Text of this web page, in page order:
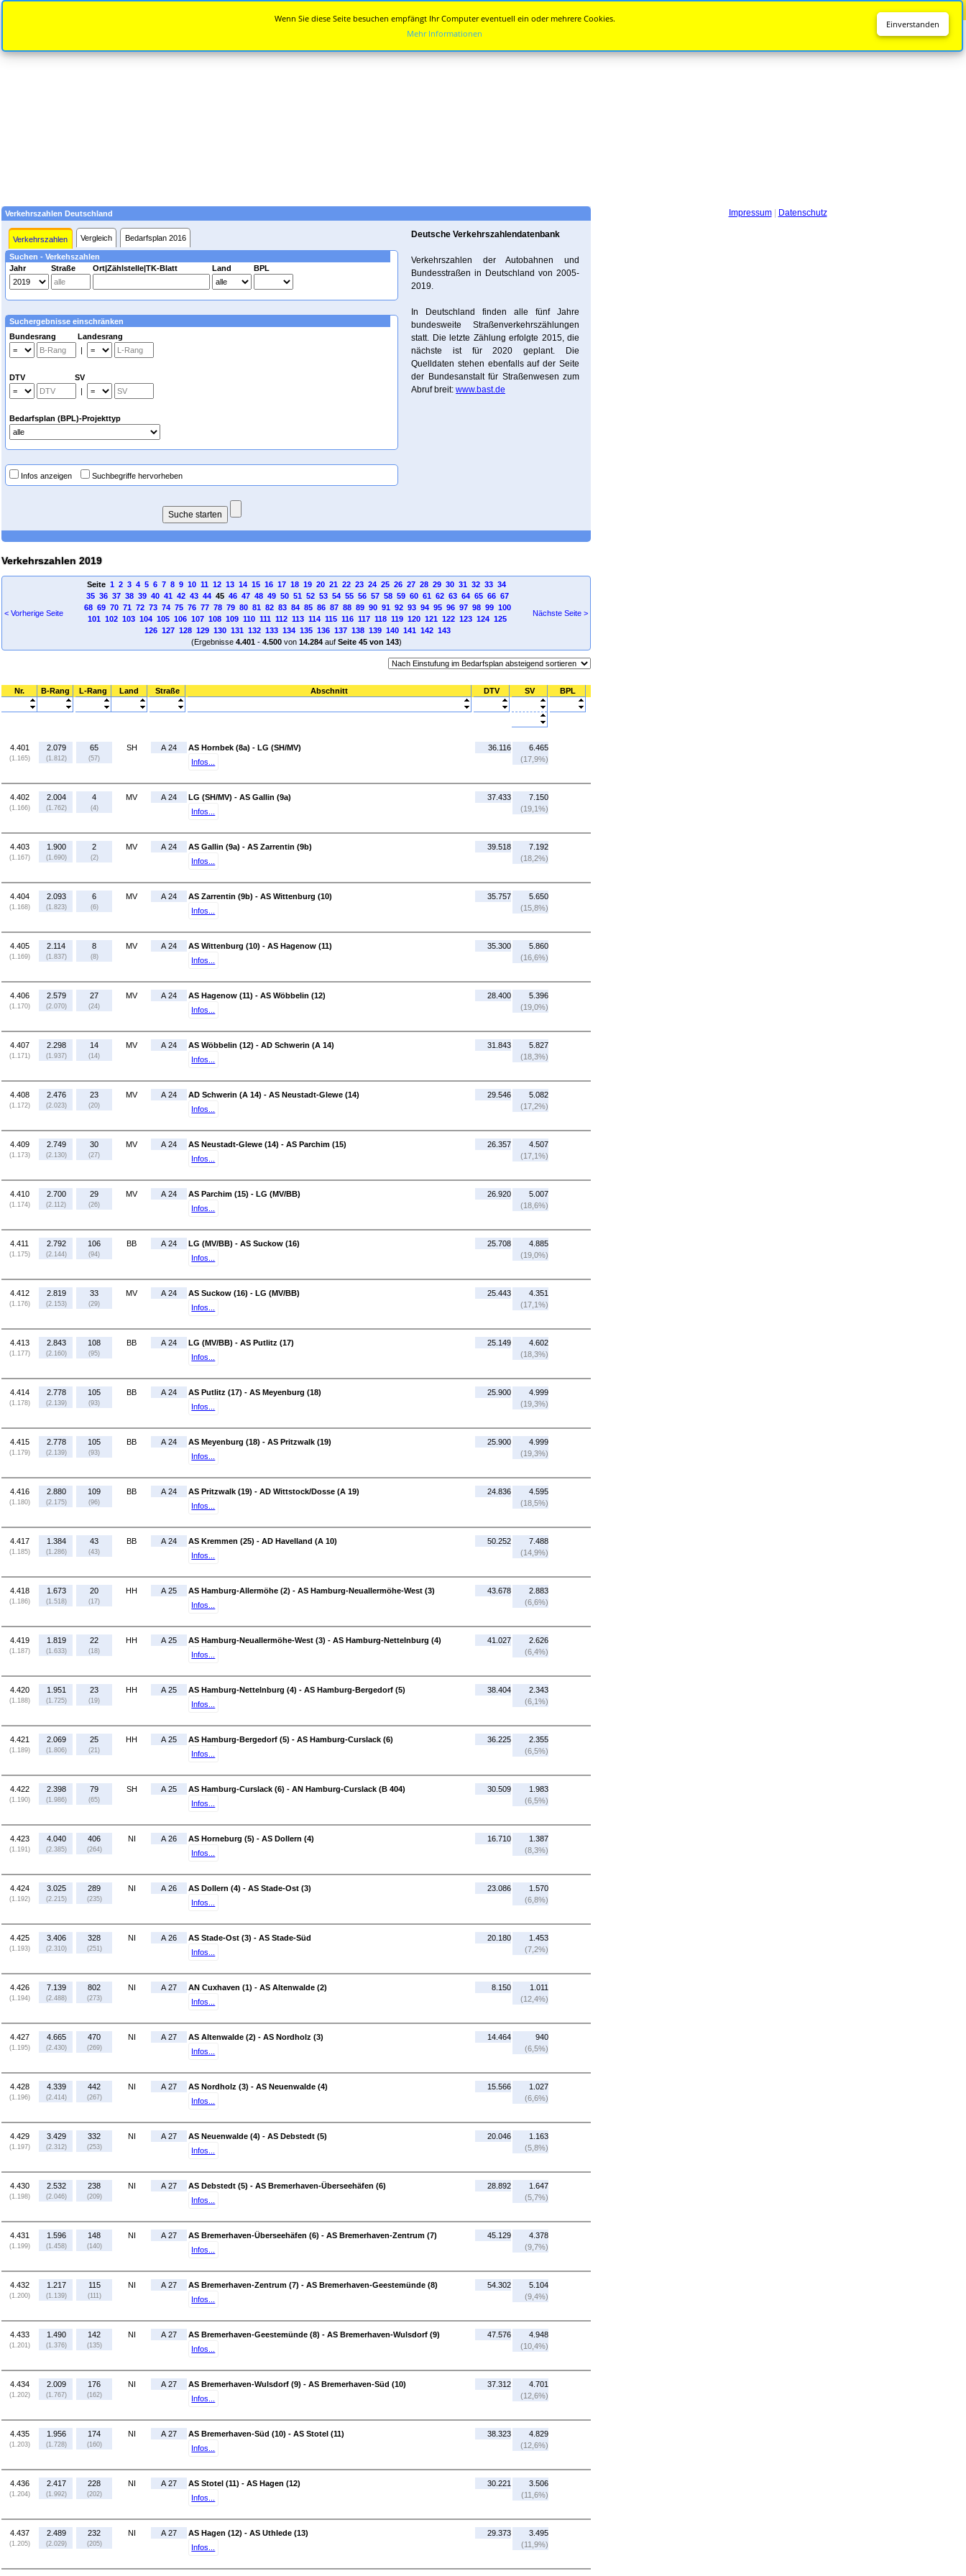
Verkehrszahlen Deutschland
Verkehrszahlen Vergleich Bedarfsplan 2016
Suchen - Verkehszahlen
Jahr
Straße Ort|Zählstelle|TK-Blatt Land BPL
Suchergebnisse einschränken
Bundesrang Landesrang
|
DTV SV
|
Bedarfsplan (BPL)-Projekttyp
Infos anzeigen Suchbegriffe hervorheben
Deutsche Verkehrszahlendatenbank
Verkehrszahlen der Autobahnen und
Bundesstraßen in Deutschland von 2005-
2019.
In Deutschland finden alle fünf Jahre
bundesweite Straßenverkehrszählungen
statt. Die letzte Zählung erfolgte 2015, die
nächste ist für 2020 geplant. Die
Quelldaten stehen ebenfalls auf der Seite
der Bundesanstalt für Straßenwesen zum
Abruf breit: www.bast.de
Verkehrszahlen 2019
< Vorherige Seite
Seite 1 2 3 4 5 6 7 8 9 10 11 12 13 14 15 16 17 18 19 20 21 22 23 24 25 26 27 28 29 30 31 32 33 34
35 36 37 38 39 40 41 42 43 4445 46 47 48 49 50 51 52 53 54 55 56 57 58 59 60 61 62 63 64 65 66 67
68 69 70 71 72 73 74 75 76 77 78 79 80 81 82 83 84 85 86 87 88 89 90 91 92 93 94 95 96 97 98 99 100
101 102 103 104 105 106 107 108 109 110 111 112 113 114 115 116 117 118 119 120 121 122 123 124 125
126 127 128 129 130 131 132 133 134 135 136 137 138 139 140 141 142 143
(Ergebnisse 4.401- 4.500von 14.284auf Seite 45 von 143)
Nächste Seite >
Nr. B-Rang L-Rang Land Straße Abschnitt DTV SV BPL
4.401
(1.165)
2.079
(1.812)
65
(57)
SH A 24
AS Hornbek (8a) - LG (SH/MV)
Infos...
36.116
6.465
(17,9%)
4.402
(1.166)
2.004
(1.762)
4
(4)
MV A 24
LG (SH/MV) - AS Gallin (9a)
Infos...
37.433
7.150
(19,1%)
4.403
(1.167)
1.900
(1.690)
2
(2)
MV A 24
AS Gallin (9a) - AS Zarrentin (9b)
Infos...
39.518
7.192
(18,2%)
4.404
(1.168)
2.093
(1.823)
6
(6)
MV A 24
AS Zarrentin (9b) - AS Wittenburg (10)
Infos...
35.757
5.650
(15,8%)
4.405
(1.169)
2.114
(1.837)
8
(8)
MV A 24
AS Wittenburg (10) - AS Hagenow (11)
Infos...
35.300
5.860
(16,6%)
4.406
(1.170)
2.579
(2.070)
27
(24)
MV A 24
AS Hagenow (11) - AS Wöbbelin (12)
Infos...
28.400
5.396
(19,0%)
4.407
(1.171)
2.298
(1.937)
14
(14)
MV A 24
AS Wöbbelin (12) - AD Schwerin (A 14)
Infos...
31.843
5.827
(18,3%)
4.408
(1.172)
2.476
(2.023)
23
(20)
MV A 24
AD Schwerin (A 14) - AS Neustadt-Glewe (14)
Infos...
29.546
5.082
(17,2%)
4.409
(1.173)
2.749
(2.130)
30
(27)
MV A 24
AS Neustadt-Glewe (14) - AS Parchim (15)
Infos...
26.357
4.507
(17,1%)
4.410
(1.174)
2.700
(2.112)
29
(26)
MV A 24
AS Parchim (15) - LG (MV/BB)
Infos...
26.920
5.007
(18,6%)
4.411
(1.175)
2.792
(2.144)
106
(94)
BB A 24
LG (MV/BB) - AS Suckow (16)
Infos...
25.708
4.885
(19,0%)
4.412
(1.176)
2.819
(2.153)
33
(29)
MV A 24
AS Suckow (16) - LG (MV/BB)
Infos...
25.443
4.351
(17,1%)
4.413
(1.177)
2.843
(2.160)
108
(95)
BB A 24
LG (MV/BB) - AS Putlitz (17)
Infos...
25.149
4.602
(18,3%)
4.414
(1.178)
2.778
(2.139)
105
(93)
BB A 24
AS Putlitz (17) - AS Meyenburg (18)
Infos...
25.900
4.999
(19,3%)
4.415
(1.179)
2.778
(2.139)
105
(93)
BB A 24
AS Meyenburg (18) - AS Pritzwalk (19)
Infos...
25.900
4.999
(19,3%)
4.416
(1.180)
2.880
(2.175)
109
(96)
BB A 24
AS Pritzwalk (19) - AD Wittstock/Dosse (A 19)
Infos...
24.836
4.595
(18,5%)
4.417
(1.185)
1.384
(1.286)
43
(43)
BB A 24
AS Kremmen (25) - AD Havelland (A 10)
Infos...
50.252
7.488
(14,9%)
4.418
(1.186)
1.673
(1.518)
20
(17)
HH A 25
AS Hamburg-Allermöhe (2) - AS Hamburg-Neuallermöhe-West (3)
Infos...
43.678
2.883
(6,6%)
4.419
(1.187)
1.819
(1.633)
22
(18)
HH A 25
AS Hamburg-Neuallermöhe-West (3) - AS Hamburg-Nettelnburg (4)
Infos...
41.027
2.626
(6,4%)
4.420
(1.188)
1.951
(1.725)
23
(19)
HH A 25
AS Hamburg-Nettelnburg (4) - AS Hamburg-Bergedorf (5)
Infos...
38.404
2.343
(6,1%)
4.421
(1.189)
2.069
(1.806)
25
(21)
HH A 25
AS Hamburg-Bergedorf (5) - AS Hamburg-Curslack (6)
Infos...
36.225
2.355
(6,5%)
4.422
(1.190)
2.398
(1.986)
79
(65)
SH A 25
AS Hamburg-Curslack (6) - AN Hamburg-Curslack (B 404)
Infos...
30.509
1.983
(6,5%)
4.423
(1.191)
4.040
(2.385)
406
(264)
NI A 26
AS Horneburg (5) - AS Dollern (4)
Infos...
16.710
1.387
(8,3%)
4.424
(1.192)
3.025
(2.215)
289
(235)
NI A 26
AS Dollern (4) - AS Stade-Ost (3)
Infos...
23.086
1.570
(6,8%)
4.425
(1.193)
3.406
(2.310)
328
(251)
NI A 26
AS Stade-Ost (3) - AS Stade-Süd
Infos...
20.180
1.453
(7,2%)
4.426
(1.194)
7.139
(2.488)
802
(273)
NI A 27
AN Cuxhaven (1) - AS Altenwalde (2)
Infos...
8.150
1.011
(12,4%)
4.427
(1.195)
4.665
(2.430)
470
(269)
NI A 27
AS Altenwalde (2) - AS Nordholz (3)
Infos...
14.464
940
(6,5%)
4.428
(1.196)
4.339
(2.414)
442
(267)
NI A 27
AS Nordholz (3) - AS Neuenwalde (4)
Infos...
15.566
1.027
(6,6%)
4.429
(1.197)
3.429
(2.312)
332
(253)
NI A 27
AS Neuenwalde (4) - AS Debstedt (5)
Infos...
20.046
1.163
(5,8%)
4.430
(1.198)
2.532
(2.046)
238
(209)
NI A 27
AS Debstedt (5) - AS Bremerhaven-Überseehäfen (6)
Infos...
28.892
1.647
(5,7%)
4.431
(1.199)
1.596
(1.458)
148
(140)
NI A 27
AS Bremerhaven-Überseehäfen (6) - AS Bremerhaven-Zentrum (7)
Infos...
45.129
4.378
(9,7%)
4.432
(1.200)
1.217
(1.139)
115
(111)
NI A 27
AS Bremerhaven-Zentrum (7) - AS Bremerhaven-Geestemünde (8)
Infos...
54.302
5.104
(9,4%)
4.433
(1.201)
1.490
(1.376)
142
(135)
NI A 27
AS Bremerhaven-Geestemünde (8) - AS Bremerhaven-Wulsdorf (9)
Infos...
47.576
4.948
(10,4%)
4.434
(1.202)
2.009
(1.767)
176
(162)
NI A 27
AS Bremerhaven-Wulsdorf (9) - AS Bremerhaven-Süd (10)
Infos...
37.312
4.701
(12,6%)
4.435
(1.203)
1.956
(1.728)
174
(160)
NI A 27
AS Bremerhaven-Süd (10) - AS Stotel (11)
Infos...
38.323
4.829
(12,6%)
4.436
(1.204)
2.417
(1.992)
228
(202)
NI A 27
AS Stotel (11) - AS Hagen (12)
Infos...
30.221
3.506
(11,6%)
4.437
(1.205)
2.489
(2.029)
232
(205)
NI A 27
AS Hagen (12) - AS Uthlede (13)
Infos...
29.373
3.495
(11,9%)
Impressum| Datenschutz
Einverstanden
Wenn Sie diese Seite besuchen empfängt Ihr Computer eventuell ein oder mehrere Cookies.
Mehr Informationen